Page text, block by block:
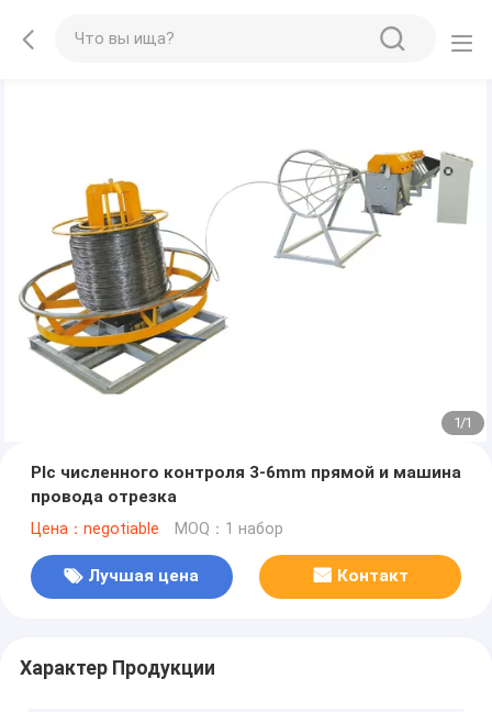
1/1
Plc численного контроля 3-6mm прямой и машина
провода отрезка
Цена：negotiable MOQ：1 набор
Лучшая цена Контакт
Характер Продукции